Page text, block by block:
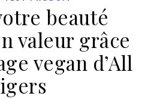
beauté
valeur grâce
vegan d’All